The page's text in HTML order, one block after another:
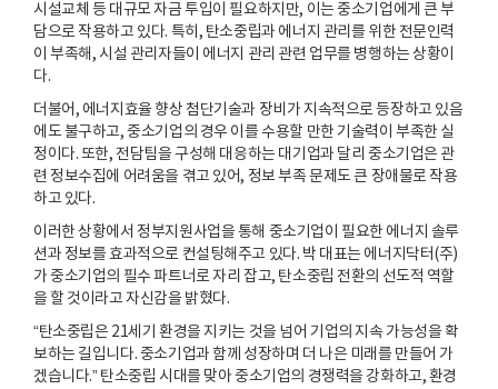
시설교체 등 대규모 자금 투입이 필요하지만, 이는 중소기업에게 큰 부
담으로 작용하고 있다. 특히, 탄소중립과 에너지 관리를 위한 전문인력
이 부족해, 시설 관리자들이 에너지 관리 관련 업무를 병행하는 상황이
다.
더불어, 에너지효율 향상 첨단기술과 장비가 지속적으로 등장하고 있음
에도 불구하고, 중소기업의 경우 이를 수용할 만한 기술력이 부족한 실
정이다. 또한, 전담팀을 구성해 대응하는 대기업과 달리 중소기업은 관
련 정보수집에 어려움을 겪고 있어, 정보 부족 문제도 큰 장애물로 작용
하고 있다.
이러한 상황에서 정부지원사업을 통해 중소기업이 필요한 에너지 솔루
션과 정보를 효과적으로 컨설팅해주고 있다. 박 대표는 에너지닥터(주)
가 중소기업의 필수 파트너로 자리 잡고, 탄소중립 전환의 선도적 역할
을 할 것이라고 자신감을 밝혔다.
“탄소중립은 21세기 환경을 지키는 것을 넘어 기업의 지속 가능성을 확
보하는 길입니다. 중소기업과 함께 성장하며 더 나은 미래를 만들어 가
겠습니다.” 탄소중립 시대를 맞아 중소기업의 경쟁력을 강화하고, 환경